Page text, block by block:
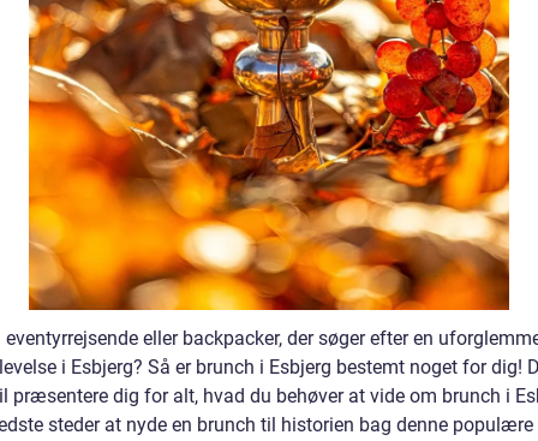
eventyrrejsende eller backpacker, der søger efter en
i Esbjerg? Så er brunch i Esbjerg bestemt noget for dig!
præsentere dig for alt, hvad du behøver at vide om brunch i
steder at nyde en brunch til historien bag denne populære